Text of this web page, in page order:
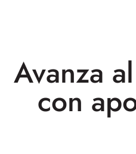
Avanza
con